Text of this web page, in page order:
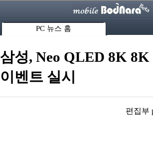
PC 뉴스 홈
삼성, Neo QLED 8K
이벤트 실시
편집부